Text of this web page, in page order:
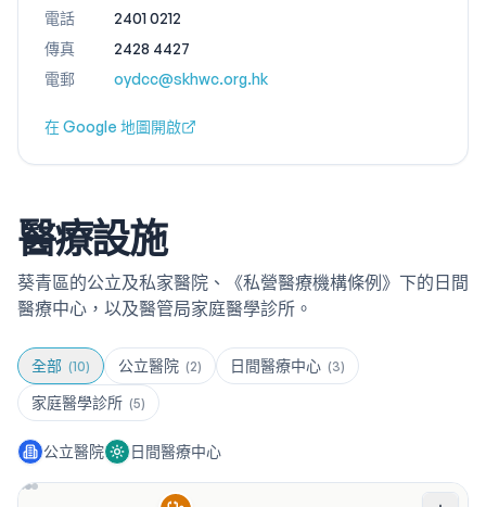
電話
2401 0212
傳真
2428 4427
電郵
oydcc@skhwc.org.hk
在 Google 地圖開啟
醫療設施
葵青區的公立及私家醫院、《私營醫療機構條例》下的日間
醫療中心，以及醫管局家庭醫學診所。
全部 (10) 公立醫院 (2) 日間醫療中心 (3)
家庭醫學診所 (5)
公立醫院 日間醫療中心